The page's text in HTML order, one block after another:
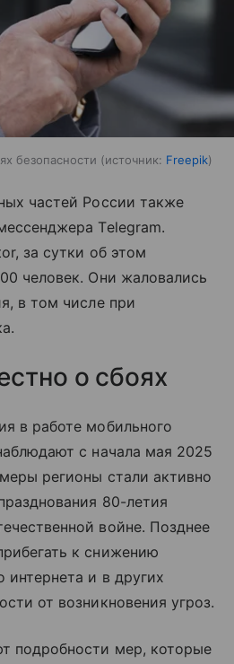
безопасности источник: Freepik
частей России также
Telegram.
за сутки об этом
человек. Они жаловались
в том числе при
о сбоях
в работе мобильного
с начала мая 2025
регионы стали активно
80-летия
войне. Позднее
к снижению
интернета и в других
от возникновения угроз.
подробности мер, которые